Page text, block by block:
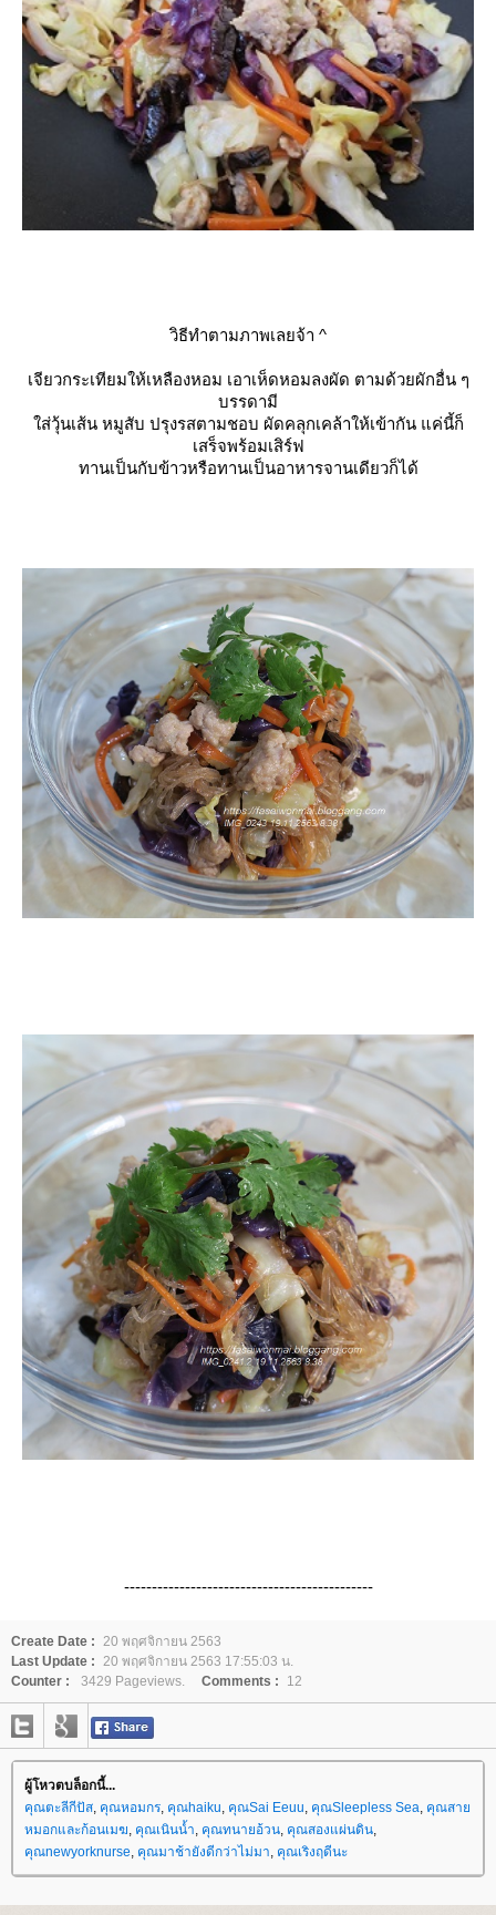
วิธีทำตามภาพเลยจ้า ^
เจียวกระเทียมให้เหลืองหอม เอาเห็ดหอมลงผัด ตามด้วยผักอื่น ๆ
บรรดามี
ส่วุ้นเส้น หมูสับ ปรุงรสตามชอบ ผัดคลุกเคล้าให้เข้ากัน แค่นี้ก็
เสร็จพร้อมเสิร์ฟ
ทานเป็นกับข้าวหรือทานเป็นอาหารจานเดียวก็ได้
---------------------------------------------
Create Date : 20 พฤศจิกายน 2563
Last Update : 20 พฤศจิกายน 2563 17:55:03 น.
Counter :
3429 Pageviews. Comments : 12
ผู้โหวตบล็อกนี้...
คุณตะลีกีปัส, คุณหอมกร, คุณhaiku, คุณSai Eeuu, คุณSleepless Sea, คุณสา
หมอกและก้อนเมฆ, คุณเนินน้ำ, คุณทนายอ้วน, คุณสองแผ่นดิน,
คุณnewyorknurse, คุณมาช้ายังดีกว่าไม่มา, คุณเริงฤดีนะ